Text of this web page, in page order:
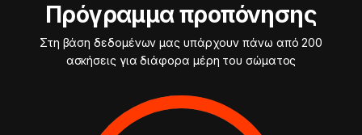
Πρόγραμμα προπόνησης
Στη βάση δεδομένων μας υπάρχουν πάνω από 200
ασκήσεις για διάφορα μέρη του σώματος